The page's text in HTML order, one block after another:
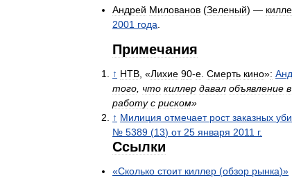
Андрей Милованов (Зеленый) —
2001 года
Примечания
↑ НТВ , «Лихие 90-е Смерть кино»:
того что киллер давал объявление в
работу с риском»
↑ Милиция отмечает рост заказных
№ 5389 (13) от 25 января 2011 г.
Ссылки
«Сколько стоит киллер (обзор рынка)»